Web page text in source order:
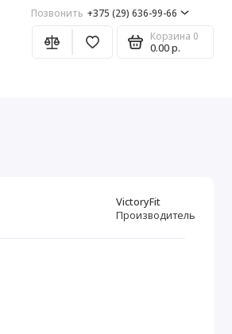
Позвонить +375 (29) 636-99-66
Корзина 0
0.00 р.
VictoryFit
Производитель